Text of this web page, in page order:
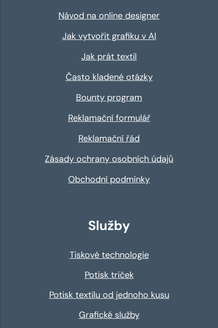
Návod na online designer
Jak vytvořit grafiku v AI
Jak prát textil
Často kladené otázky
Bounty program
Reklamační formulář
Reklamační řád
Zásady ochrany osobních údajů
Obchodní podmínky
Služby
Tiskové technologie
Potisk triček
Potisk textilu od jednoho kusu
Grafické služby